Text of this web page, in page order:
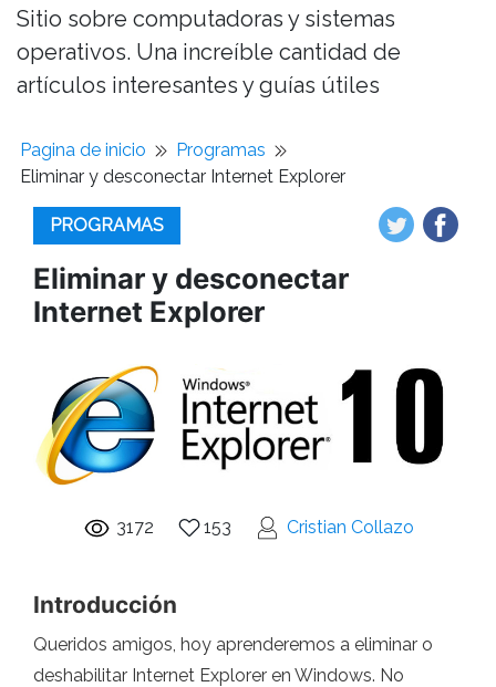
Sitio sobre computadoras y sistemas
operativos. Una increíble cantidad de
artículos interesantes y guías útiles
Pagina de inicio
Programas
Eliminar y desconectar Internet Explorer
PROGRAMAS
Eliminar y desconectar
Internet Explorer
3172 153 Cristian Collazo
Introducción
Queridos amigos, hoy aprenderemos a eliminar o
deshabilitar Internet Explorer en Windows. No